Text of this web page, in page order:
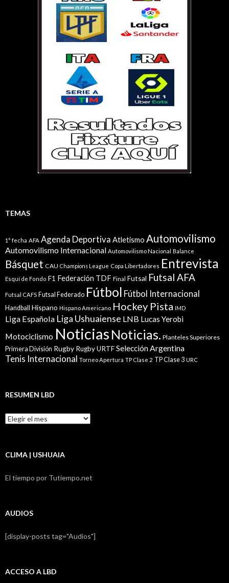
TEMAS
1° fecha AFA Agenda Deportiva Atletismo Automovilismo
Automovilismo Internacional Automovilismo Nacional Balance
Básquet CAU Champions League Copa Libertadores Entrevista
Esquí de Fondo F1 Federación TDF Final Futsal Futsal AFA
Futsal CAFS Futsal Federado Fútbol Fútbol Internacional
Handball Hispano Hispano Americano Hockey Pista IMD
Liga Española Liga Ushuaiense LNB Lucas Yerobi
Motociclismo Noticias Noticias. Planteles Superiores
Primera División Rugby Rugby URTFSelección Argentina
Tenis Internacional Torneo Apertura TP Clase 2 TP Clase 3 URC
RESUMEN LBD
Resumen
LBD
CLIMA | USHUAIA
El tiempo por Tutiempo.net
AUDIOS
[display-posts tag="Audios"]
ACCESO A LBD